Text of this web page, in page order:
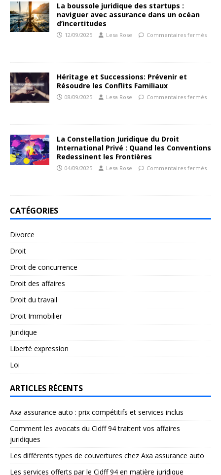
La boussole juridique des startups :
naviguer avec assurance dans un océan
d’incertitudes
12/09/2025 Lesa Rose Commentaires fermés
Héritage et Successions: Prévenir et
Résoudre les Conflits Familiaux
08/09/2025 Lesa Rose Commentaires fermés
La Constellation Juridique du Droit
International Privé : Quand les Conventions
Redessinent les Frontières
04/09/2025 Lesa Rose Commentaires fermés
CATÉGORIES
Divorce
Droit
Droit de concurrence
Droit des affaires
Droit du travail
Droit Immobilier
Juridique
Liberté expression
Loi
ARTICLES RÉCENTS
Axa assurance auto : prix compétitifs et services inclus
Comment les avocats du Cidff 94 traitent vos affaires
juridiques
Les différents types de couvertures chez Axa assurance auto
Les services offerts par le Cidff 94 en matière juridique